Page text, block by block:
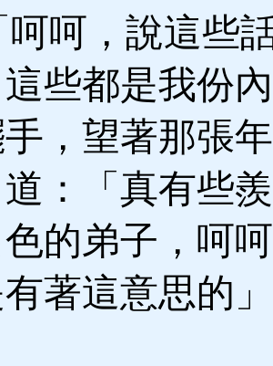
呵，說這些
些都是我份
，望著那張
：「真有些
的弟子，呵
著這意思的」